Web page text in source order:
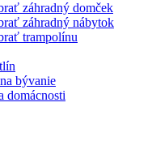
záhradný domček
záhradný nábytok
trampolínu
bývanie
domácnosti